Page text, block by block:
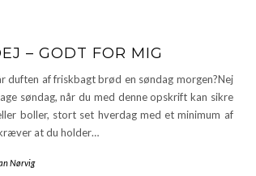
– GODT FOR MIG
duften af friskbagt brød en søndag morgen?Nej
søndag, når du med denne opskrift kan sikre
boller, stort set hverdag med et minimum af
at du holder…
Nørvig